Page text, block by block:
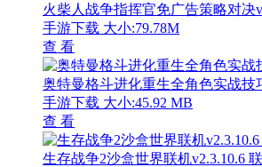
火柴人战争指挥官免广告策略对决
手游下载 大小:79.78M
查 看
奥特曼格斗进化重生全角色实战技
手游下载 大小:45.92 MB
查 看
生存战争2沙盒世界联机v2.3.10.6